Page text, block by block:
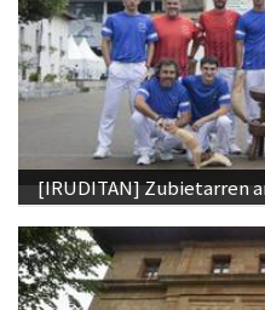
[IRUDITAN] Zubietarren